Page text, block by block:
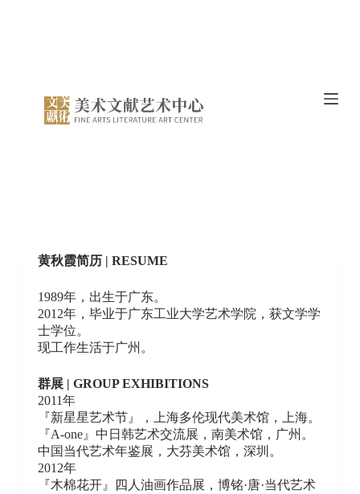
黄秋霞简历 | RESUME
1989年，出生于广东。
2012年，毕业于广东工业大学艺术学院，获文学学
士学位。
现工作生活于广州。
群展 | GROUP EXHIBITIONS
2011年
『新星星艺术节』，上海多伦现代美术馆，上海。
『A-one』中日韩艺术交流展，南美术馆，广州。
中国当代艺术年鉴展，大芬美术馆，深圳。
2012年
『木棉花开』四人油画作品展，博铭·唐·当代艺术